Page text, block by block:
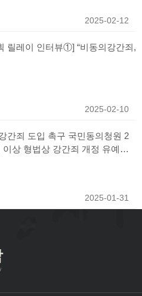
2025-02-12
릴레이 인터뷰①] “비동의강간죄,
2025-02-10
간죄 도입 촉구 국민동의청원 2
상 형법상 강간죄 개정 유예하
2025-01-31